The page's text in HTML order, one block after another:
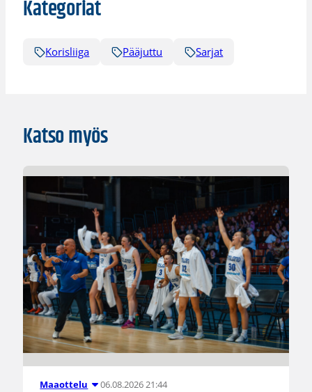
Kategoriat
Korisliiga Pääjuttu Sarjat
Katso myös
Maaottelu 06.08.2026 21:44